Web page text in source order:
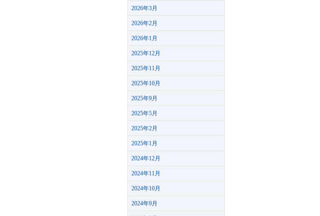
2026年3月
2026年2月
2026年1月
2025年12月
2025年11月
2025年10月
2025年9月
2025年5月
2025年2月
2025年1月
2024年12月
2024年11月
2024年10月
2024年9月